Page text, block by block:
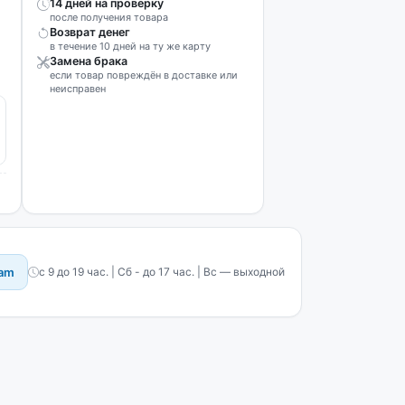
14 дней на проверку
после получения товара
Возврат денег
в течение 10 дней на ту же карту
Замена брака
если товар повреждён в доставке или
неисправен
с 9 до 19 час. | Сб - до 17 час. | Вс — выходной